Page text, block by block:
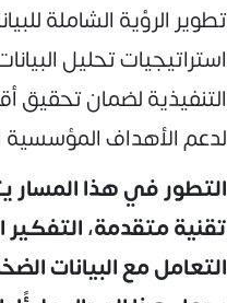
تطوير الرؤية الشاملة
استراتيجيات تحليل
التنفيذية لضمان تحقيق
لدعم الأهداف المؤسسية
التطور في هذا
تقنية متقدمة،
التعامل مع البيانات